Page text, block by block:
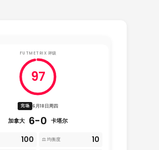
FUTMETRIX 评级
97
完场 6月18日周四
加拿大 6-0 卡塔尔
100 ⚖️ 均衡度 10